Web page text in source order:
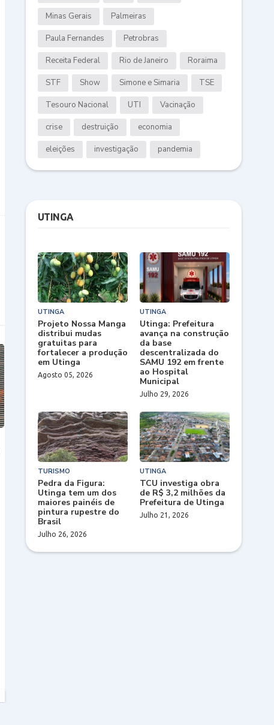
Minas Gerais Palmeiras
Paula Fernandes Petrobras
Receita Federal Rio de Janeiro Roraima
STF Show Simone e Simaria TSE
Tesouro Nacional UTI Vacinação
crise destruição economia
eleições investigação pandemia
UTINGA
UTINGA
Projeto Nossa Manga
distribui mudas
gratuitas para
fortalecer a produção
em Utinga
Agosto 05, 2026
UTINGA
Utinga: Prefeitura
avança na construção
da base
descentralizada do
SAMU 192 em frente
ao Hospital
Municipal
Julho 29, 2026
TURISMO
Pedra da Figura:
Utinga tem um dos
maiores painéis de
pintura rupestre do
Brasil
Julho 26, 2026
UTINGA
TCU investiga obra
de R$ 3,2 milhões da
Prefeitura de Utinga
Julho 21, 2026